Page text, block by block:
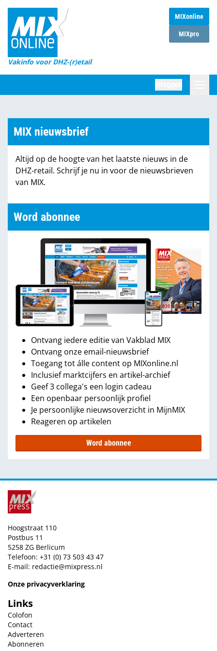
MIXonline
MIXpro
Vakinfo voor DHZ-(r)etail
Home
Magazines
DHZ Sessie
Marktcijfers
Partners
MIX nieuwsbrief
Altijd op de hoogte van het laatste nieuws in de
DHZ-retail. Schrijf je nu in voor de nieuwsbrieven
van MIX.
Word abonnee
Ontvang iedere editie van Vakblad MIX
Ontvang onze email-nieuwsbrief
Toegang tot álle content op MIXonline.nl
Inclusief marktcijfers en artikel-archief
Geef 3 collega's een login cadeau
Een openbaar persoonlijk profiel
Je persoonlijke nieuwsoverzicht in MijnMIX
Reageren op artikelen
Word abonnee
Hoogstraat 110
Postbus 11
5258 ZG Berlicum
Telefoon: +31 (0) 73 503 43 47
E-mail: redactie@mixpress.nl
Onze privacyverklaring
Links
Colofon
Contact
Adverteren
Abonneren